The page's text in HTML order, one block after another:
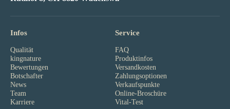
Infos
Qualität
kingnature
Bewertungen
Botschafter
News
Team
Karriere
Service
FAQ
Produktinfos
Versandkosten
Zahlungsoptionen
Verkaufspunkte
Online-Broschüre
Vital-Test